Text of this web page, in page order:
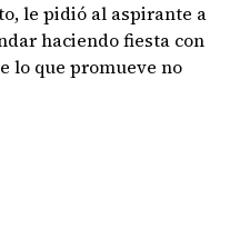
le pidió al aspirante a
haciendo fiesta con
lo que promueve no